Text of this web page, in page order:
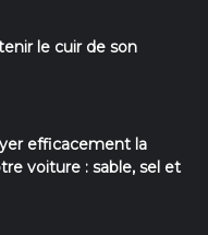
le cuir de son
efficacement la
voiture : sable, sel et